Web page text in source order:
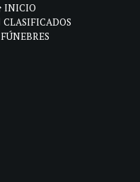
INICIO
CLASIFICADOS
FÚNEBRES